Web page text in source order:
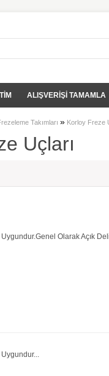
ALIŞVERİŞİ TAMAMLA
Takımları » Korloy Freze
Uçları
Olarak Açık